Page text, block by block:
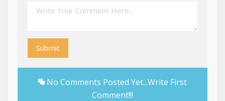
Submit
No Comments Posted Yet...Write First
Comment!!!